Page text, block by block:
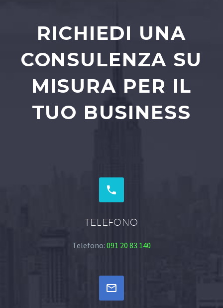
RICHIEDI UNA
CONSULENZA SU
MISURA PER IL
TUO BUSINESS


TELEFONO
Telefono: 091 20 83 140

